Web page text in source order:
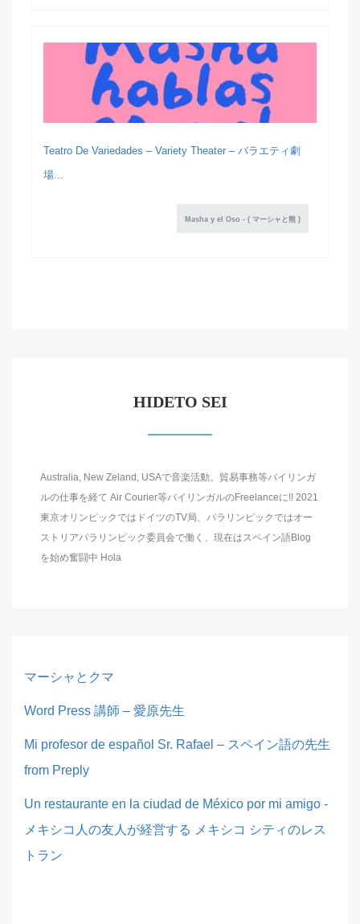
Teatro De Variedades – Variety Theater – バラエティ劇
場...
Masha y el Oso - ( マーシャと熊 )
HIDETO SEI
Australia, New Zeland, USAで音楽活動。貿易事務等バイリンガ
ルの仕事を経て Air Courier等バイリンガルのFreelanceに!! 2021
東京オリンピックではドイツのTV局、パラリンピックではオー
ストリアパラリンピック委員会で働く、現在はスペイン語Blog
を始め奮闘中 Hola
マーシャとクマ
Word Press 講師 – 愛原先生
Mi profesor de español Sr. Rafael – スペイン語の先生
from Preply
Un restaurante en la ciudad de México por mi amigo -
メキシコ人の友人が経営する メキシコ シティのレス
トラン